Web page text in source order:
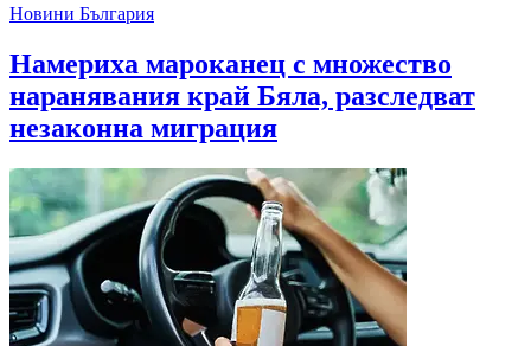
Новини България
Намериха мароканец с множество
наранявания край Бяла, разследват
незаконна миграция